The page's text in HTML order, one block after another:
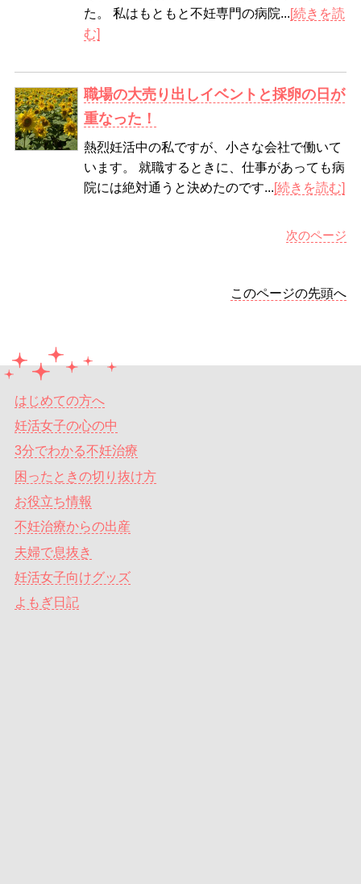
た。 私はもともと不妊専門の病院...[続きを読
む]
職場の大売り出しイベントと採卵の日が
重なった！
熱烈妊活中の私ですが、小さな会社で働いて
います。 就職するときに、仕事があっても病
院には絶対通うと決めたのです...[続きを読む]
次のページ
このページの先頭へ
はじめての方へ
妊活女子の心の中
3分でわかる不妊治療
困ったときの切り抜け方
お役立ち情報
不妊治療からの出産
夫婦で息抜き
妊活女子向けグッズ
よもぎ日記